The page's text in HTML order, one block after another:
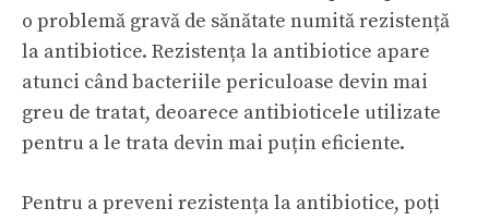
o problemă gravă de sănătate numită rezistență
la antibiotice. Rezistența la antibiotice apare
atunci când bacteriile periculoase devin mai
greu de tratat, deoarece antibioticele utilizate
pentru a le trata devin mai puțin eficiente.
Pentru a preveni rezistența la antibiotice, poți